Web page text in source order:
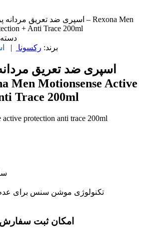
برند: رکسونا |
اسپری ضد تعریق
Trace 200ml
active protection anti trace 200ml
تکنولوژی موشن سنس برای
امکان ثبت سفارش